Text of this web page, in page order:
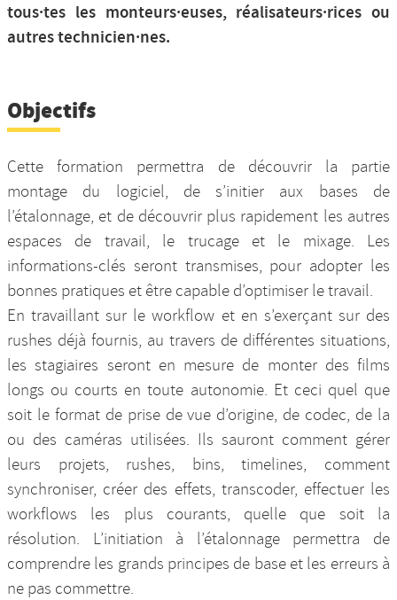
tous·tes les monteurs·euses, réalisateurs·rices ou
autres technicien·nes.
Objectifs
Cette formation permettra de découvrir la partie
montage du logiciel, de s’initier aux bases de
l’étalonnage, et de découvrir plus rapidement les autres
espaces de travail, le trucage et le mixage. Les
informations-clés seront transmises, pour adopter les
bonnes pratiques et être capable d’optimiser le travail.
En travaillant sur le workflow et en s’exerçant sur des
rushes déjà fournis, au travers de différentes situations,
les stagiaires seront en mesure de monter des films
longs ou courts en toute autonomie. Et ceci quel que
soit le format de prise de vue d’origine, de codec, de la
ou des caméras utilisées. Ils sauront comment gérer
leurs projets, rushes, bins, timelines, comment
synchroniser, créer des effets, transcoder, effectuer les
workflows les plus courants, quelle que soit la
résolution. L’initiation à l’étalonnage permettra de
comprendre les grands principes de base et les erreurs à
ne pas commettre.